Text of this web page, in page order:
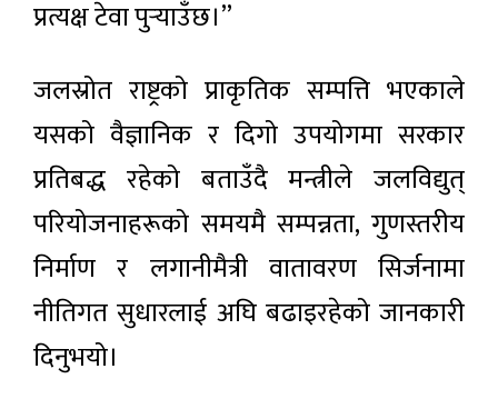
प्रत्यक्ष टेवा पुर्‍याउँछ।”
जलस्रोत राष्ट्रको प्राकृतिक सम्पत्ति भएकाले
यसको वैज्ञानिक र दिगो उपयोगमा सरकार
प्रतिबद्ध रहेको बताउँदै मन्त्रीले जलविद्युत्
परियोजनाहरूको समयमै सम्पन्नता, गुणस्तरीय
निर्माण र लगानीमैत्री वातावरण सिर्जनामा
नीतिगत सुधारलाई अघि बढाइरहेको जानकारी
दिनुभयो।